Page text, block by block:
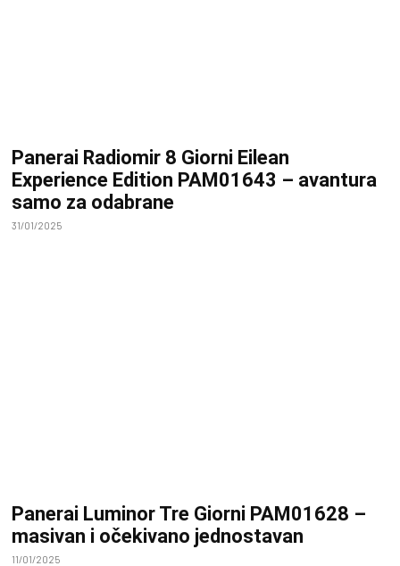
Panerai Radiomir 8 Giorni Eilean
Experience Edition PAM01643 – avantura
samo za odabrane
31/01/2025
Panerai Luminor Tre Giorni PAM01628 –
masivan i očekivano jednostavan
11/01/2025